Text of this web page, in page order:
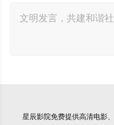
星辰影院免费提供高清电影